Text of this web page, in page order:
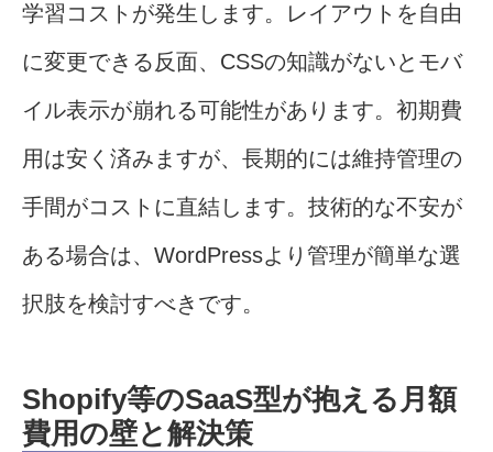
学習コストが発生します。レイアウトを自由
に変更できる反面、CSSの知識がないとモバ
イル表示が崩れる可能性があります。初期費
用は安く済みますが、長期的には維持管理の
手間がコストに直結します。技術的な不安が
ある場合は、WordPressより管理が簡単な選
択肢を検討すべきです。
Shopify等のSaaS型が抱える月額
費用の壁と解決策